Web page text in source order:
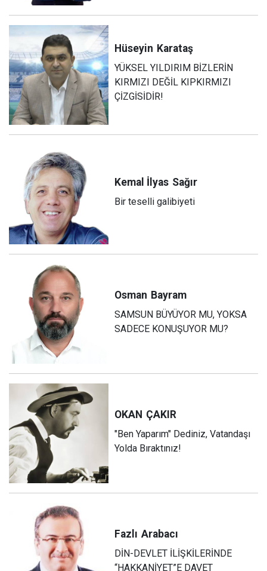
Hüseyin Karataş
YÜKSEL YILDIRIM BİZLERİN
KIRMIZI DEĞİL KIPKIRMIZI
ÇİZGİSİDİR!
Kemal İlyas Sağır
Bir teselli galibiyeti
Osman Bayram
SAMSUN BÜYÜYOR MU, YOKSA
SADECE KONUŞUYOR MU?
OKAN ÇAKIR
"Ben Yaparım" Dediniz, Vatandaşı
Yolda Bıraktınız!
Fazlı Arabacı
DİN-DEVLET İLİŞKİLERİNDE
“HAKKANİYET”E DAVET